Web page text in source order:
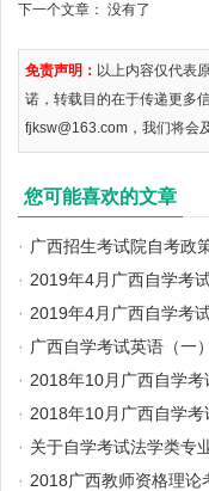
下一个文章： 没有了
免责声明： 以上内容仅代表
诺，转载目的在于传递更多
fjksw@163.com，我们将会
您可能喜欢的文章
· 广西招生考试院自考政
· 2019年4月广西自学考
· 2019年4月广西自学考
· 广西自学考试英语（一
· 2018年10月广西自学
· 2018年10月广西自学
· 关于自学考试法学类专
· 2018广西教师资格理论